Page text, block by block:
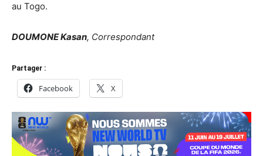
au Togo.
DOUMONE Kasan, Correspondant
Partager :
Facebook X